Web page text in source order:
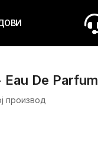
De Parfum
производ